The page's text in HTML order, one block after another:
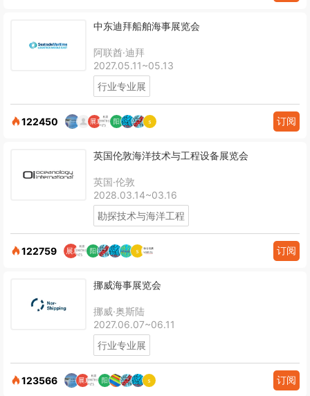
中东迪拜船舶海事展览会
阿联酋·迪拜
2027.05.11~05.13
行业专业展
122450 订阅
英国伦敦海洋技术与工程设备展览会
英国·伦敦
2028.03.14~03.16
勘探技术与海洋工程
122759 订阅
挪威海事展览会
挪威·奥斯陆
2027.06.07~06.11
行业专业展
123566 订阅